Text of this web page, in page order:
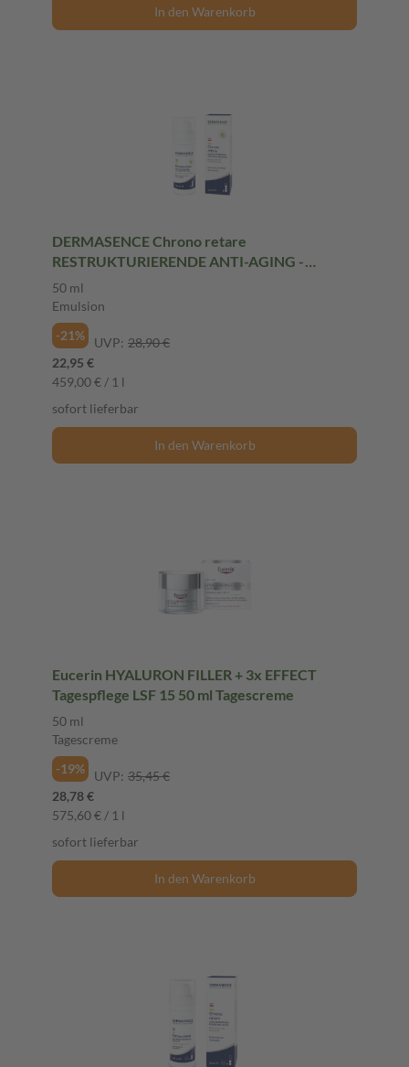
In den Warenkorb
DERMASENCE Chrono retare
RESTRUKTURIERENDE ANTI-AGING -
EMULSION 50 ml Emulsion
50 ml
Emulsion
-21%
UVP: 28,90 €
22,95 €
459,00 € / 1 l
sofort lieferbar
In den Warenkorb
Eucerin HYALURON FILLER + 3x EFFECT
Tagespflege LSF 15 50 ml Tagescreme
50 ml
Tagescreme
-19%
UVP: 35,45 €
28,78 €
575,60 € / 1 l
sofort lieferbar
In den Warenkorb